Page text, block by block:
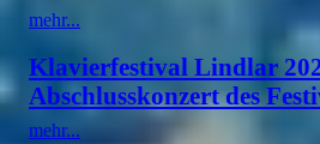
mehr...
Klavierfestival Lindlar
Abschlusskonzert des
mehr...